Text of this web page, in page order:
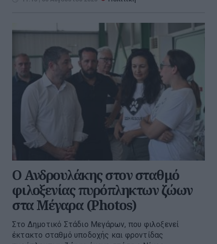
Ο Ανδρουλάκης στον σταθμό
φιλοξενίας πυρόπληκτων ζώων
στα Μέγαρα (Photos)
Στο Δημοτικό Στάδιο Μεγάρων, που φιλοξενεί
έκτακτο σταθμό υποδοχής και φροντίδας